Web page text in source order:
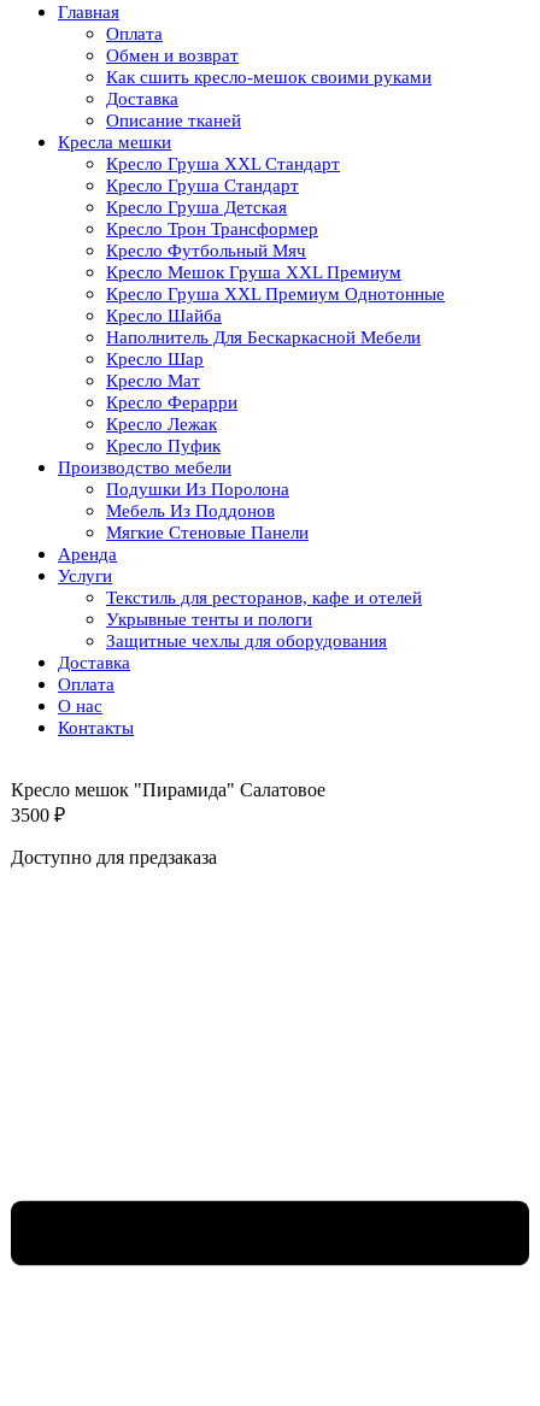
Главная
Оплата
Обмен и возврат
Как сшить кресло-мешок своими руками
Доставка
Описание тканей
Кресла мешки
Кресло Груша XXL Стандарт
Кресло Груша Cтандарт
Кресло Груша Детская
Кресло Трон Трансформер
Кресло Футбольный Мяч
Кресло Мешок Груша XXL Премиум
Кресло Груша XXL Премиум Однотонные
Кресло Шайба
Наполнитель Для Бескаркасной Мебели
Кресло Шар
Кресло Мат
Кресло Ферарри
Кресло Лежак
Кресло Пуфик
Производство мебели
Подушки Из Поролона
Мебель Из Поддонов
Мягкие Стеновые Панели
Аренда
Услуги
Текстиль для ресторанов, кафе и отелей
Укрывные тенты и пологи
Защитные чехлы для оборудования
Доставка
Оплата
О нас
Контакты
Кресло мешок "Пирамида" Салатовое
3500 ₽
Доступно для предзаказа